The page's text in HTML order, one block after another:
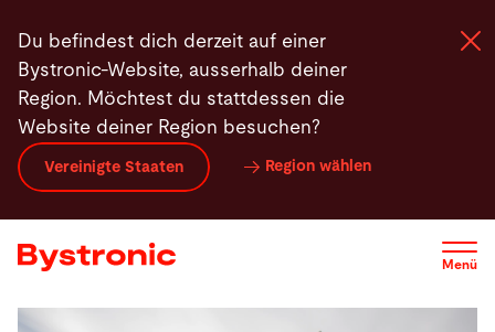
zum
Inhalt
Du befindest dich derzeit auf einer
Bystronic-Website, ausserhalb deiner
Region. Möchtest du stattdessen die
Website deiner Region besuchen?
Vereinigte Staaten Region wählen
Menü
Maschinen und Software
Services